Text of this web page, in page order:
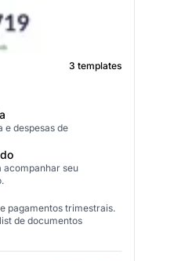
3 templates
e despesas de
acompanhar seu
pagamentos trimestrais.
de documentos